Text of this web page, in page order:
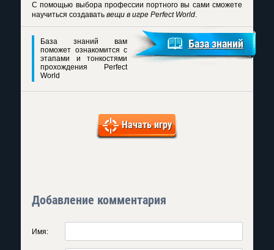
С помощью выбора профессии портного вы сами сможете
научиться создавать вещи в игре Perfect World.
База знаний вам
поможет ознакомится с
этапами и тонкостями
прохождения Perfect
World
База знаний
Начать игру
Добавление комментария
Имя: